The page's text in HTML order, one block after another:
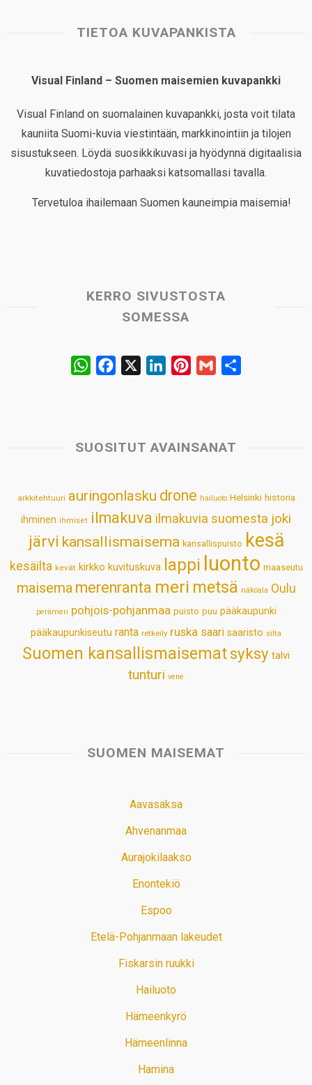
TIETOA KUVAPANKISTA
Visual Finland – Suomen maisemien kuvapankki
Visual Finland on suomalainen kuvapankki, josta voit tilata
kauniita Suomi-kuvia viestintään, markkinointiin ja tilojen
sisustukseen. Löydä suosikkikuvasi ja hyödynnä digitaalisia
kuvatiedostoja parhaaksi katsomallasi tavalla.
Tervetuloa ihailemaan Suomen kauneimpia maisemia!
KERRO SIVUSTOSTA
SOMESSA
W
s
p
b
k
e
n
e
s
t
l
SUOSITUT AVAINSANAT
arkkitehtuuri auringonlasku drone hailuoto Helsinki historia
ihminen ihmiset ilmakuva ilmakuvia suomesta joki
järvi kansallismaisema kansallispuisto kesä
kesäilta kevät kirkko kuvituskuva lappi luonto maaseutu
maisema merenranta meri metsä näköala Oulu
perämeri pohjois-pohjanmaa puisto puu pääkaupunki
pääkaupunkiseutu ranta retkeily ruska saari saaristo silta
Suomen kansallismaisematsyksy talvi
tunturi vene
SUOMEN MAISEMAT
Aavasaksa
Ahvenanmaa
Aurajokilaakso
Enontekiö
Espoo
Etelä-Pohjanmaan lakeudet
Fiskarsin ruukki
Hailuoto
Hämeenkyrö
Hämeenlinna
Hamina